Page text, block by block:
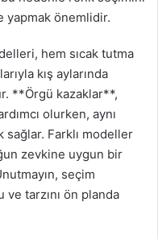
yapmak önemlidir.
hem sıcak tutma
kış aylarında
**Örgü kazaklar**,
olurken, aynı
sağlar. Farklı modeller
zevkine uygun bir
seçim
tarzını ön planda